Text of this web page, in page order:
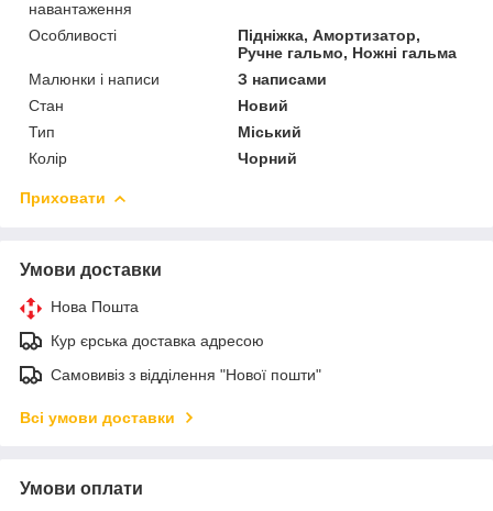
навантаження
Особливості
Підніжка, Амортизатор,
Ручне гальмо, Ножні гальма
Малюнки і написи
З написами
Стан
Новий
Тип
Міський
Колір
Чорний
Приховати
Умови доставки
Нова Пошта
Кур єрська доставка адресою
Самовивіз з відділення "Нової пошти"
Всі умови доставки
Умови оплати